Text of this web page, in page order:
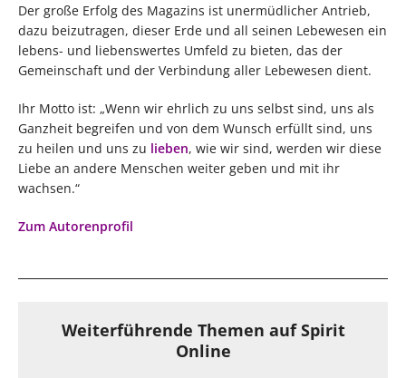
Der große Erfolg des Magazins ist unermüdlicher Antrieb,
dazu beizutragen, dieser Erde und all seinen Lebewesen ein
lebens- und liebenswertes Umfeld zu bieten, das der
Gemeinschaft und der Verbindung aller Lebewesen dient.
Ihr Motto ist: „Wenn wir ehrlich zu uns selbst sind, uns als
Ganzheit begreifen und von dem Wunsch erfüllt sind, uns
zu heilen und uns zu lieben, wie wir sind, werden wir diese
Liebe an andere Menschen weiter geben und mit ihr
wachsen.“
Zum Autorenprofil
Weiterführende Themen auf Spirit
Online